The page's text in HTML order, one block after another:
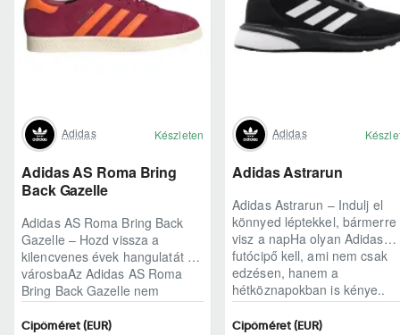
Adidas Készleten
Adidas AS Roma Bring
Back Gazelle
Adidas AS Roma Bring Back
Gazelle – Hozd vissza a
kilencvenes évek hangulatát a
városbaAz Adidas AS Roma
Bring Back Gazelle nem
egyszerű sneaker, hane..
Cipőméret (EUR)
Adidas
Adidas Astrarun
Adidas Astrarun – Indulj el
könnyed léptekkel, bármerre
visz a napHa olyan Adidas
futócipő kell, ami nem csak
edzésen, hanem a
hétköznapokban is kénye..
Cipőméret (EUR)